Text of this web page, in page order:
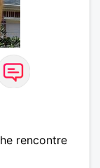
rencontre